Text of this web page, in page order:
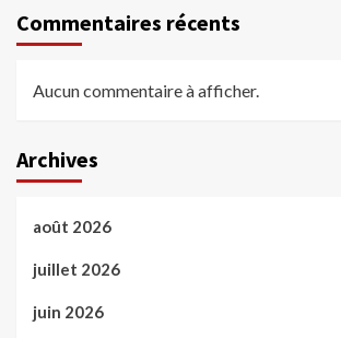
Commentaires récents
Aucun commentaire à afficher.
Archives
août 2026
juillet 2026
juin 2026